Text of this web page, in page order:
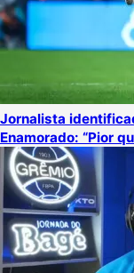
Jornalista
Enamorado: “Pior